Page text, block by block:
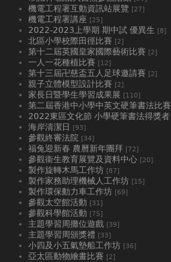
機電工程署互動資訊站展覽 [27]
機電工程署講座 [25]
2022-2023上學期 期中試 優異生 [8]
北區小學校際田徑比賽 [2]
第十二屆英國皇家國際藝術比賽 [2]
一人一花種植比賽 [12]
第十三屆卍慈盃五人足球邀請賽 [2]
親子立體模型設計比賽 [2]
家長日暨學生學習成果展 [110]
第二屆香港中小學中英文硬筆書法比賽
2022東區文化節 小學硬筆書法得獎者
海岸清潔日 [93]
參觀終審法院 [34]
福兔迎新春 農曆新年團拜 [72]
參觀衞生教育展覽及資料中心 [20]
製作旋轉木馬工作坊 [87]
製作家務助理機械人工作坊 [15]
製作環保動力車工作坊 [69]
參觀太空館活動 [31]
參觀科學館活動 [75]
主題學習周攤位遊戲 [39]
主題學習周頒獎禮 [33]
小四及小五氣墊船工作坊 [36]
亞太區動物繪畫比賽 [2]